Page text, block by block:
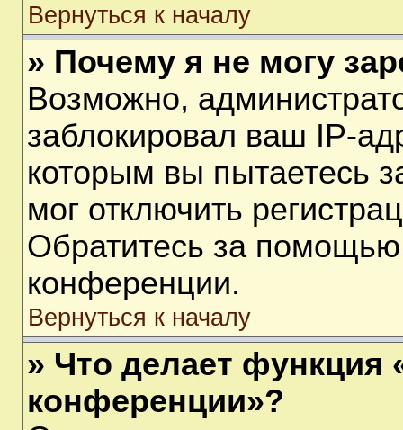
Вернуться к началу
» Почему я не могу
Возможно,
заблокировал ваш IP-
которым вы пытаетесь
мог отключить
Обратитесь за помощью
конференции.
Вернуться к началу
» Что делает функция
конференции»?